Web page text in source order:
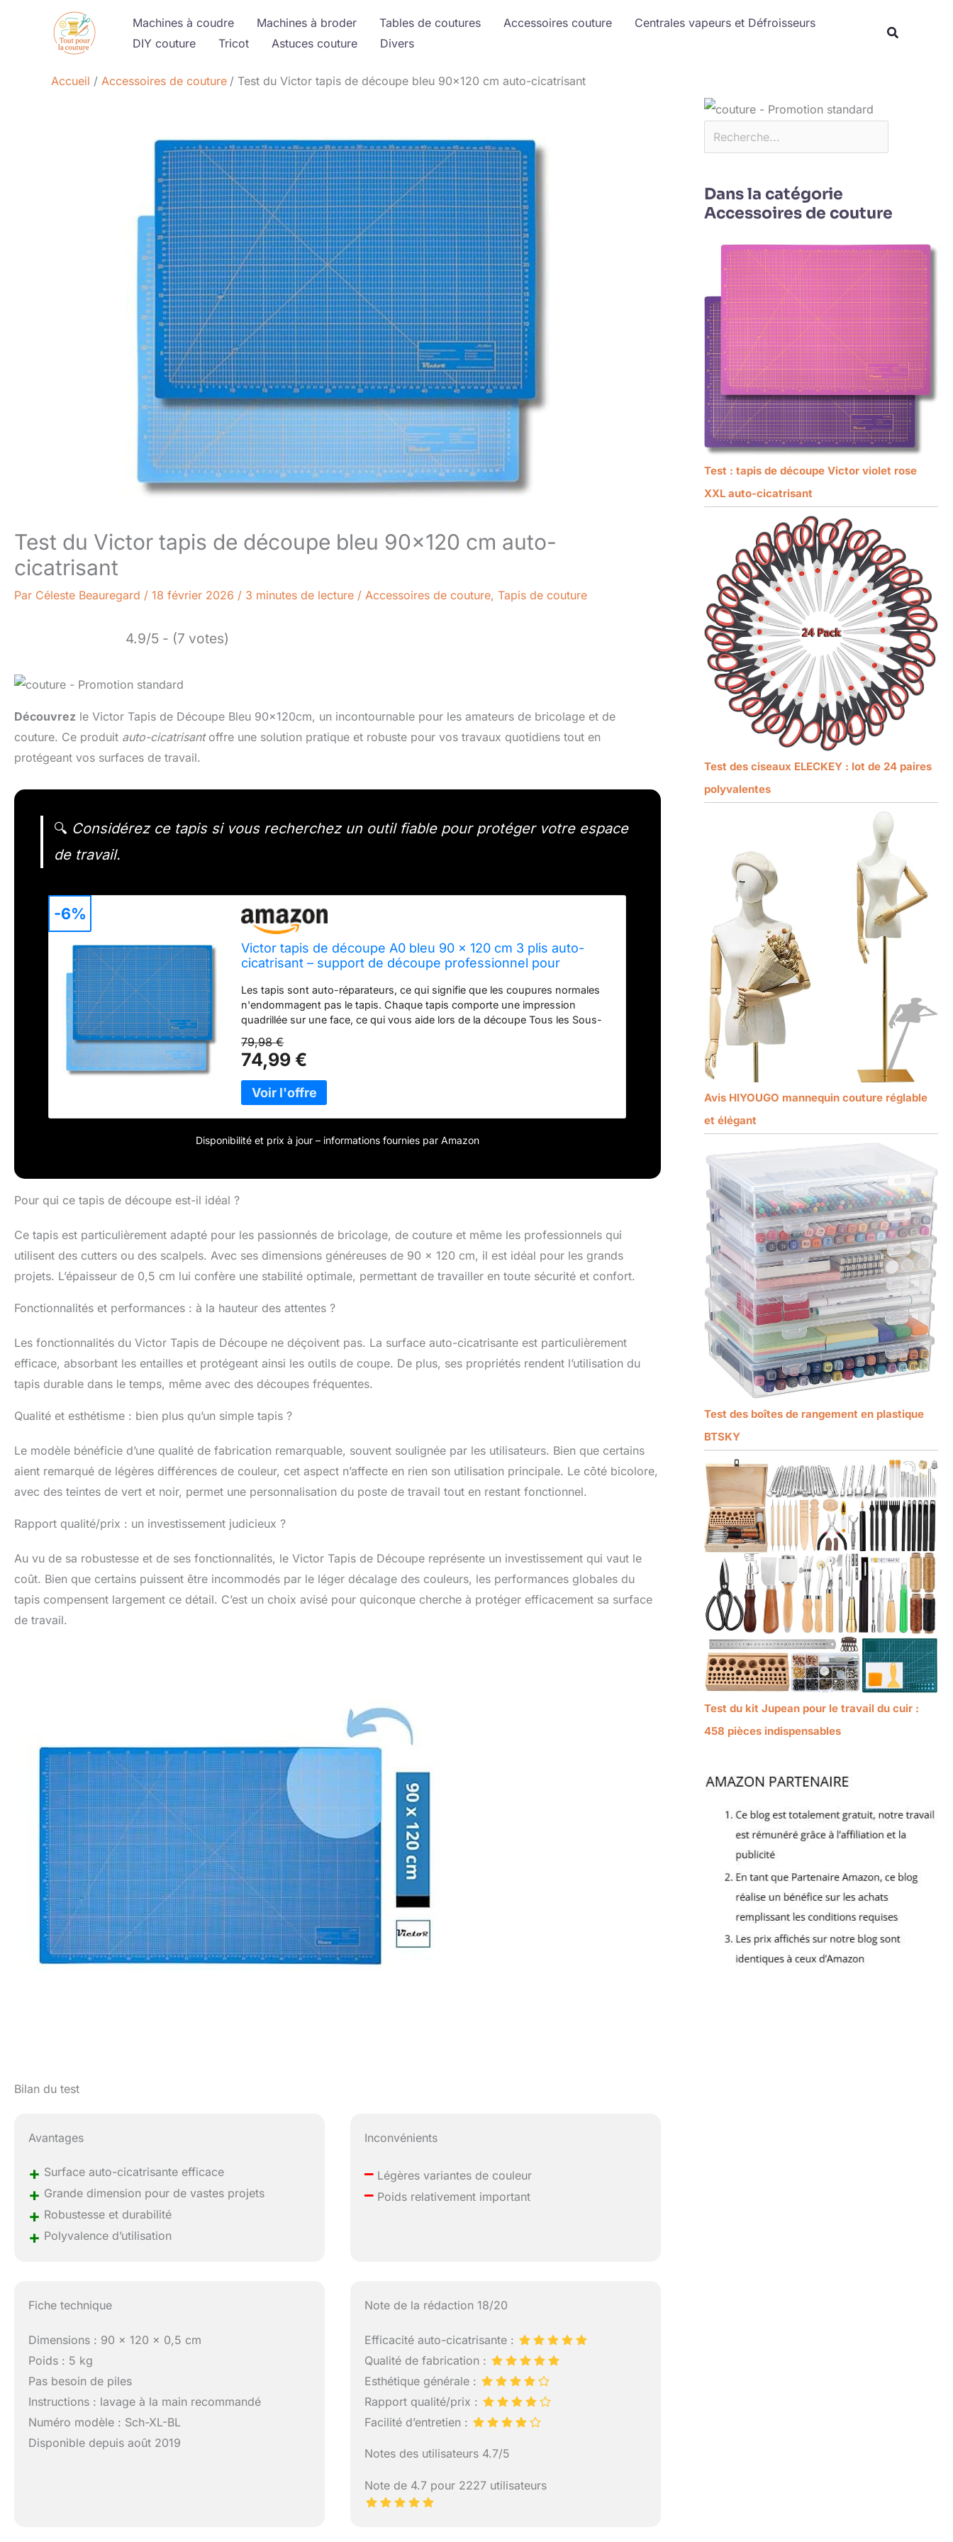
Machines à coudre Machines à broder Tables de coutures Accessoires couture
Centrales vapeurs et Défroisseurs
DIY couture
Tricot Astuces couture Divers
Accueil Accessoires de couture Test du Victor tapis de découpe bleu 90×120 cm auto-cicatrisant
Test du Victor tapis de découpe bleu 90×120 cm auto-
cicatrisant
Par Céleste Beauregard / 18 février 2026 / 3 minutes de lecture / Accessoires de couture, Tapis de couture
4.9/5 - (7 votes)
Découvrez le Victor Tapis de Découpe Bleu 90x120cm, un incontournable pour les amateurs de bricolage et de
couture. Ce produit auto-cicatrisantoffre une solution pratique et robuste pour vos travaux quotidiens tout en
protégeant vos surfaces de travail.
🔍 Considérez ce tapis si vous recherchez un outil fiable pour protéger votre espace
de travail.
Victor tapis de découpe A0 bleu 90 x 120 cm 3 plis auto-
cicatrisant – support de découpe professionnel pour
Les tapis sont auto-réparateurs, ce qui signifie que les coupures normales
n'endommagent pas le tapis. Chaque tapis comporte une impression
quadrillée sur une face, ce qui vous aide lors de la découpe Tous les Sous-
travaux de précision Le couteau est guidé droit et la surface spéciale ne
ternit pas le couteau aussi rapidement que les autres patins de coupe.
79,98 €
74,99 €
-6%
Disponibilité et prix à jour – informations fournies par Amazon
Pour qui ce tapis de découpe est-il idéal ?
Ce tapis est particulièrement adapté pour les passionnés de bricolage, de couture et même les professionnels qui
utilisent des cutters ou des scalpels. Avec ses dimensions généreuses de 90 x 120 cm, il est idéal pour les grands
projets. L’épaisseur de 0,5 cm lui confère une stabilité optimale, permettant de travailler en toute sécurité et confort.
Fonctionnalités et performances : à la hauteur des attentes ?
Les fonctionnalités du Victor Tapis de Découpe ne déçoivent pas. La surface auto-cicatrisante est particulièrement
efficace, absorbant les entailles et protégeant ainsi les outils de coupe. De plus, ses propriétés rendent l’utilisation du
tapis durable dans le temps, même avec des découpes fréquentes.
Qualité et esthétisme : bien plus qu’un simple tapis ?
Le modèle bénéficie d’une qualité de fabrication remarquable, souvent soulignée par les utilisateurs. Bien que certains
aient remarqué de légères différences de couleur, cet aspect n’affecte en rien son utilisation principale. Le côté bicolore,
avec des teintes de vert et noir, permet une personnalisation du poste de travail tout en restant fonctionnel.
Rapport qualité/prix : un investissement judicieux ?
Au vu de sa robustesse et de ses fonctionnalités, le Victor Tapis de Découpe représente un investissement qui vaut le
coût. Bien que certains puissent être incommodés par le léger décalage des couleurs, les performances globales du
tapis compensent largement ce détail. C’est un choix avisé pour quiconque cherche à protéger efficacement sa surface
de travail.
Bilan du test
Avantages
+ Surface auto-cicatrisante efficace
+ Grande dimension pour de vastes projets
+ Robustesse et durabilité
+ Polyvalence d’utilisation
Inconvénients
– Légères variantes de couleur
– Poids relativement important
Fiche technique
Dimensions : 90 x 120 x 0,5 cm
Poids : 5 kg
Pas besoin de piles
Instructions : lavage à la main recommandé
Numéro modèle : Sch-XL-BL
Disponible depuis août 2019
Note de la rédaction 18/20
Efficacité auto-cicatrisante :
Qualité de fabrication :
Esthétique générale :
Rapport qualité/prix :
Facilité d’entretien :
Notes des utilisateurs 4.7/5
Note de 4.7 pour 2227 utilisateurs
Dans la catégorie
Accessoires de couture
Test : tapis de découpe Victor violet rose
XXL auto-cicatrisant
Test des ciseaux ELECKEY : lot de 24 paires
polyvalentes
Avis HIYOUGO mannequin couture réglable
et élégant
Test des boîtes de rangement en plastique
BTSKY
Test du kit Jupean pour le travail du cuir :
458 pièces indispensables